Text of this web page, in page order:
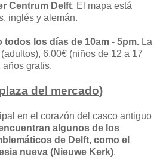
Centrum Delft. El mapa está
inglés y alemán.
todos los días de 10am - 5pm. La
6,00€ (niños de 12 a 17
años gratis.
del mercado)
en el corazón del casco antiguo
algunos de los
de Delft, como el
nueva (Nieuwe Kerk).